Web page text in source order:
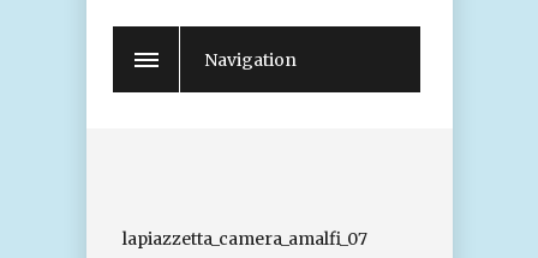
Navigation
lapiazzetta_camera_amalfi_07